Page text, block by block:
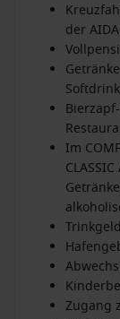
der
Im
Zugang